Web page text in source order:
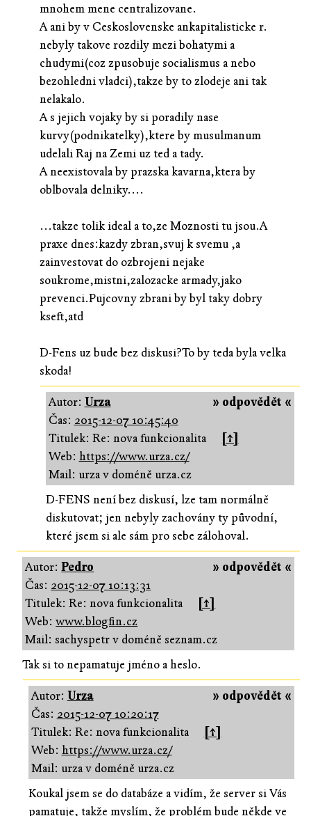
mnohem mene centralizovane.
A ani by v Ceskoslovenske ankapitalisticke r.
nebyly takove rozdily mezi bohatymi a
chudymi(coz zpusobuje socialismus a nebo
bezohledni vladci),takze by to zlodeje ani tak
nelakalo.
A s jejich vojaky by si poradily nase
kurvy(podnikatelky),ktere by musulmanum
udelali Raj na Zemi uz ted a tady.
A neexistovala by prazska kavarna,ktera by
oblbovala delniky....
...takze tolik ideal a to,ze Moznosti tu jsou.A
praxe dnes:kazdy zbran,svuj k svemu ,a
zainvestovat do ozbrojeni nejake
soukrome,mistni,zalozacke armady,jako
prevenci.Pujcovny zbrani by byl taky dobry
kseft,atd
D-Fens uz bude bez diskusi?To by teda byla velka
skoda!
» odpovědět «
Autor: Urza
Čas: 2015-12-07 10:45:40
Titulek: Re: nova funkcionalita
[↑]
Web: https://www.urza.cz/
Mail: urza v doméně urza.cz
D-FENS není bez diskusí, lze tam normálně
diskutovat; jen nebyly zachovány ty původní,
které jsem si ale sám pro sebe zálohoval.
» odpovědět «
Autor:Pedro
Čas: 2015-12-07 10:13:31
Titulek: Re: nova funkcionalita
[↑]
Web:www.blogfin.cz
Mail: sachyspetr v doméně seznam.cz
Tak si to nepamatuje jméno a heslo.
» odpovědět «
Autor: Urza
Čas: 2015-12-07 10:20:17
Titulek: Re: nova funkcionalita
[↑]
Web: https://www.urza.cz/
Mail: urza v doméně urza.cz
Koukal jsem se do databáze a vidím, že server si Vás
pamatuje, takže myslím, že problém bude někde ve